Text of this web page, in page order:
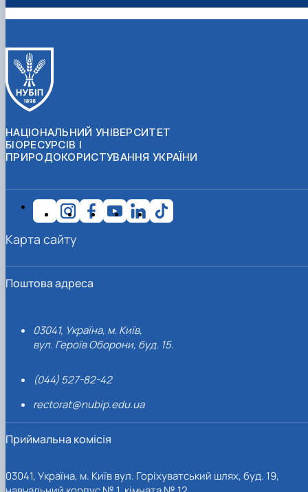
НАЦІОНАЛЬНИЙ УНІВЕРСИТЕТ
БІОРЕСУРСІВ І
ПРИРОДОКОРИСТУВАННЯ УКРАЇНИ
Поштова адреса
03041, Україна, м. Київ,
вул. Героїв Оборони, буд. 15.
(044) 527-82-42
rectorat@nubip.edu.ua
Приймальна комісія
03041, Україна, м. Київ вул. Горіхуватський шлях, буд. 19,
Карта сайту